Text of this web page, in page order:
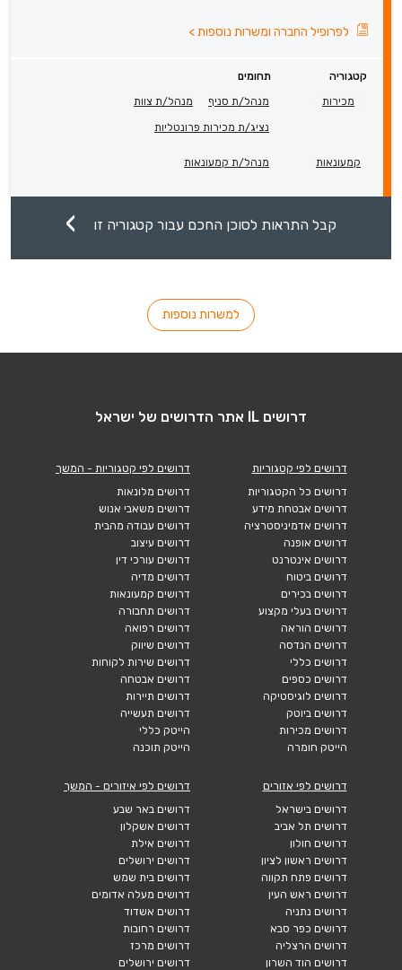
לפרופיל החברה ומשרות נוספות>
קטגוריה
תחומים
מכירות
מנהל/ת סניף מנהל/ת צוות
נציג/ת מכירות פרונטליות
קמעונאות מנהל/ת קמעונאות
קבל התראות לסוכן החכם עבור קטגוריה זו
למשרות נוספות
דרושים IL אתר הדרושים של ישראל
דרושים לפי קטגוריות
דרושים כל הקטגוריות
דרושים אבטחת מידע
דרושים אדמיניסטרציה
דרושים אופנה
דרושים אינטרנט
דרושים ביטוח
דרושים בכירים
דרושים בעלי מקצוע
דרושים הוראה
דרושים הנדסה
דרושים כללי
דרושים כספים
דרושים לוגיסטיקה
דרושים ביוטק
דרושים מכירות
הייטק חומרה
דרושים לפי קטגוריות - המשך
דרושים מלונאות
דרושים משאבי אנוש
דרושים עבודה מהבית
דרושים עיצוב
דרושים עורכי דין
דרושים מדיה
דרושים קמעונאות
דרושים תחבורה
דרושים רפואה
דרושים שיווק
דרושים שירות לקוחות
דרושים אבטחה
דרושים תיירות
דרושים תעשייה
הייטק כללי
הייטק תוכנה
דרושים לפי אזורים
דרושים בישראל
דרושים תל אביב
דרושים חולון
דרושים ראשון לציון
דרושים פתח תקווה
דרושים ראש העין
דרושים נתניה
דרושים כפר סבא
דרושים הרצליה
דרושים הוד השרון
דרושים לפי איזורים - המשך
דרושים באר שבע
דרושים אשקלון
דרושים אילת
דרושים ירושלים
דרושים בית שמש
דרושים מעלה אדומים
דרושים אשדוד
דרושים רחובות
דרושים מרכז
דרושים ירושלים